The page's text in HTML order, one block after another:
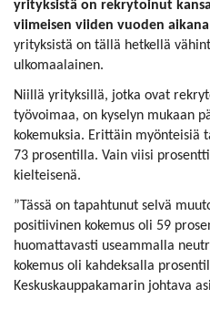
yrityksistä on rekrytoinut
viimeisen viiden vuoden aikana
yrityksistä on tällä hetkellä
ulkomaalainen.
Niillä yrityksillä, jotka ovat
työvoimaa, on kyselyn mukaan
kokemuksia. Erittäin myönteisiä
73 prosentilla. Vain viisi
kielteisenä.
”Tässä on tapahtunut selvä
positiivinen kokemus oli 59
huomattavasti useammalla
kokemus oli kahdeksalla
Keskuskauppakamarin johtava